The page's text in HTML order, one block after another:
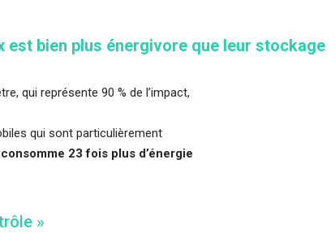
bien plus énergivore que leur stockage
qui représente 90 % de l’impact,
qui sont particulièrement
23 fois plus d’énergie
»